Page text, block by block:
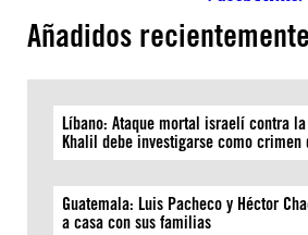
Añadidos recientemente
Líbano: Ataque mortal israelí contra
Khalil debe investigarse como crimen
Guatemala: Luis Pacheco y Héctor
a casa con sus familias